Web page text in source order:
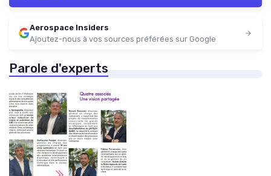
Aerospace Insiders
Ajoutez-nous à vos sources préférées sur Google
Parole d'experts